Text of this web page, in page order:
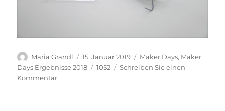
Autor
Maria Grandl
Veröffentlicht
am
15. Januar 2019 Kategorien
Maker Days, Maker
Days Ergebnisse 2018
Schlagwörter
1052
Schreiben Sie einen
Kommentarzu